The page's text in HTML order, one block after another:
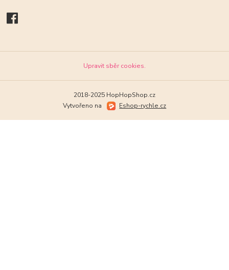
Upravit sběr cookies.
2018-2025 HopHopShop.cz
Vytvořeno na
Eshop-rychle.cz